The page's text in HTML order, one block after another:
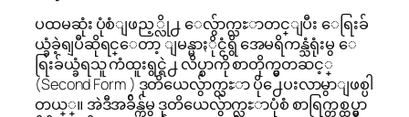
ပထမဆုံး ပုံစံျဖည့္လို႕ ေလွ်ာက္လႊာတင္ျပီး ေရြးခ်
ယ္ခံခဲ့ရျပီဆိုရင္ေတာ့ ျမန္မာႏိုင္ငံရွိ အေမရိကန္သံရုံးမွ ေ
ရြးခ်ယ္ခံရသူ ကံထူးရွင္ရဲ႕ လိပ္စာကို စာတိုက္မွတဆင့္
(Second Form ) ဒုတိယေလွ်ာက္လႊာ ပို႕ေပးလာမွာျဖစ္ပါ
တယ္္။ အဲဒီအခ်ိန္က်မွ ဒုတိယေလွ်ာက္လႊာပုံစံ စာရြက္တစ္ထပ္မွာ